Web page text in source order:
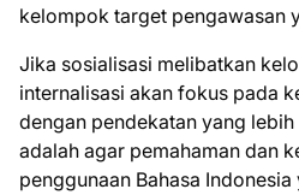
kelompok target pengawasan
Jika sosialisasi melibatkan
internalisasi akan fokus pada
dengan pendekatan yang lebih
adalah agar pemahaman dan
penggunaan Bahasa